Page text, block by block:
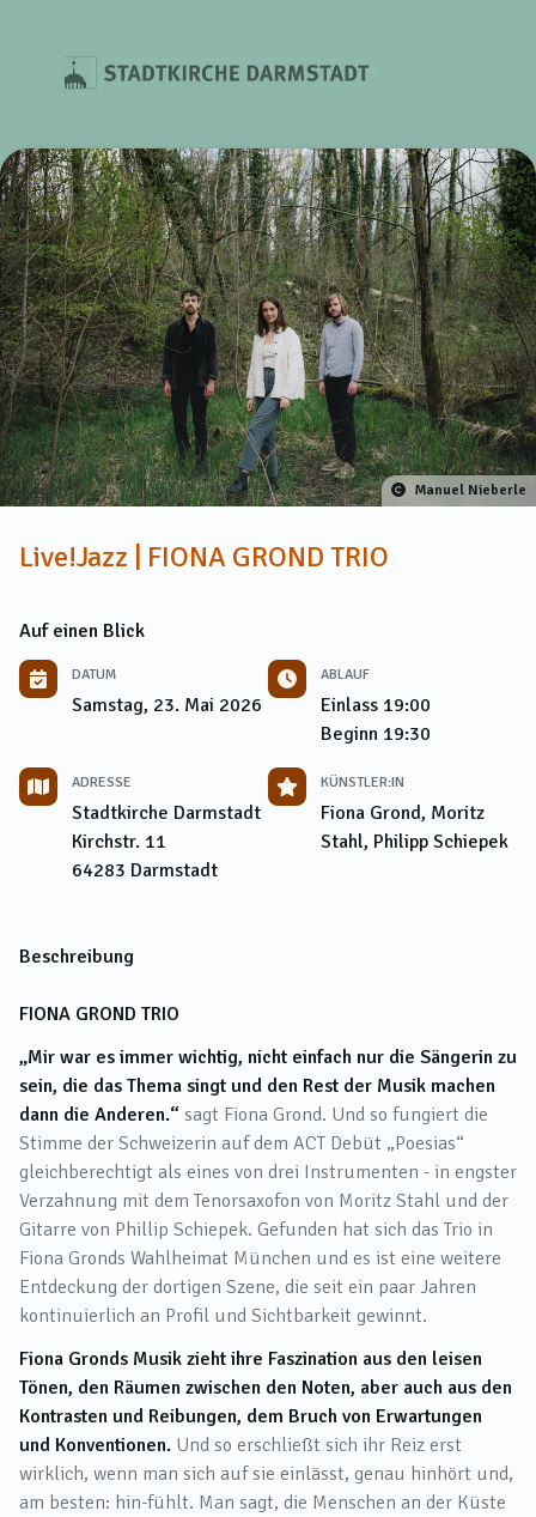
Manuel Nieberle
Live!Jazz | FIONA GROND TRIO
Auf einen Blick
DATUM
Samstag, 23. Mai 2026
ABLAUF
Einlass 19:00
Beginn 19:30
ADRESSE
Stadtkirche Darmstadt
Kirchstr. 11
64283 Darmstadt
KÜNSTLER:IN
Fiona Grond, Moritz
Stahl, Philipp Schiepek
Beschreibung
FIONA GROND TRIO
„Mir war es immer wichtig, nicht einfach nur die Sängerin zu
sein, die das Thema singt und den Rest der Musik machen
dann die Anderen.“ sagt Fiona Grond. Und so fungiert die
Stimme der Schweizerin auf dem ACT Debüt „Poesias“
gleichberechtigt als eines von drei Instrumenten - in engster
Verzahnung mit dem Tenorsaxofon von Moritz Stahl und der
Gitarre von Phillip Schiepek. Gefunden hat sich das Trio in
Fiona Gronds Wahlheimat München und es ist eine weitere
Entdeckung der dortigen Szene, die seit ein paar Jahren
kontinuierlich an Profil und Sichtbarkeit gewinnt.
Fiona Gronds Musik zieht ihre Faszination aus den leisen
Tönen, den Räumen zwischen den Noten, aber auch aus den
Kontrasten und Reibungen, dem Bruch von Erwartungen
und Konventionen. Und so erschließt sich ihr Reiz erst
wirklich, wenn man sich auf sie einlässt, genau hinhört und,
am besten: hin-fühlt. Man sagt, die Menschen an der Küste